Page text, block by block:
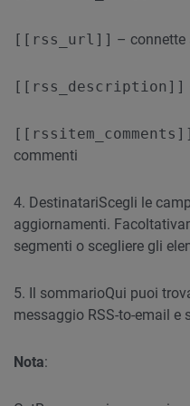
[[rss_url]] – connette
[[rss_description]]
[[rssitem_comments]]
commenti
4. DestinatariScegli le
aggiornamenti.
segmenti o scegliere gli
5. Il sommarioQui puoi
messaggio RSS-to-email e
Nota: